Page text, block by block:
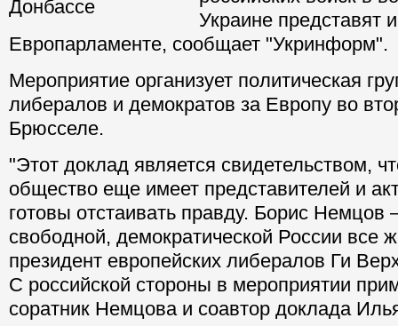
Украине представят
Европарламенте, сообщает "Укринформ".
Мероприятие организует политическая
либералов и демократов за Европу во
Брюсселе.
"Этот доклад является свидетельством,
общество еще имеет представителей и
готовы отстаивать правду. Борис Немцов
свободной, демократической России все
президент европейских либералов Ги
С российской стороны в мероприятии
соратник Немцова и соавтор доклада